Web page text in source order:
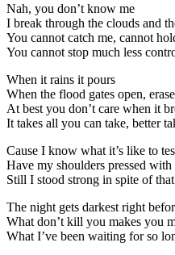
Nah, you don’t know me
I break through the clouds and
You cannot catch me, cannot
You cannot stop much less
When it rains it pours
When the flood gates open,
At best you don’t care when it
It takes all you can take, better
Cause I know what it’s like to
Have my shoulders pressed
Still I stood strong in spite of
The night gets darkest right
What don’t kill you makes you
What I’ve been waiting for so